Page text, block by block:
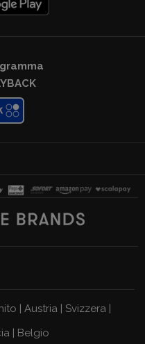
| Austria| Svizzera|
| Belgio